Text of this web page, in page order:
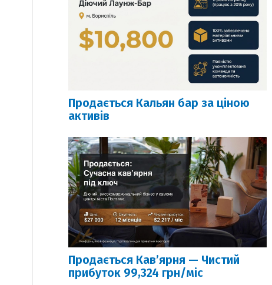
Продається Кальян бар за ціною
активів
Продається Кавʼярня — Чистий
прибуток 99,324 грн/міс